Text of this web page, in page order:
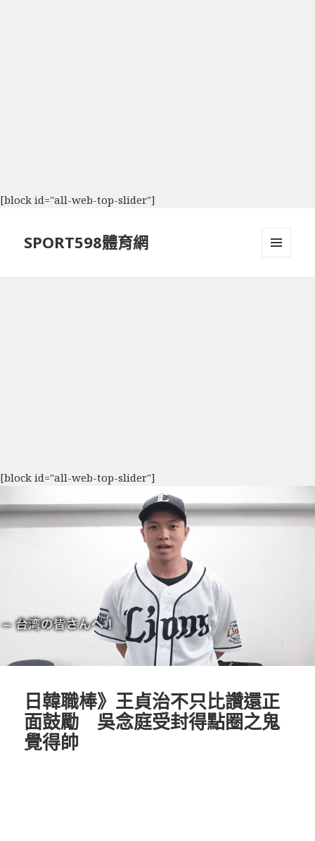
[block id="all-web-top-slider"]
SPORT598體育網
[block id="all-web-top-slider"]
日韓職棒》王貞治不只比讚還正
面鼓勵 吳念庭受封得點圈之鬼
覺得帥